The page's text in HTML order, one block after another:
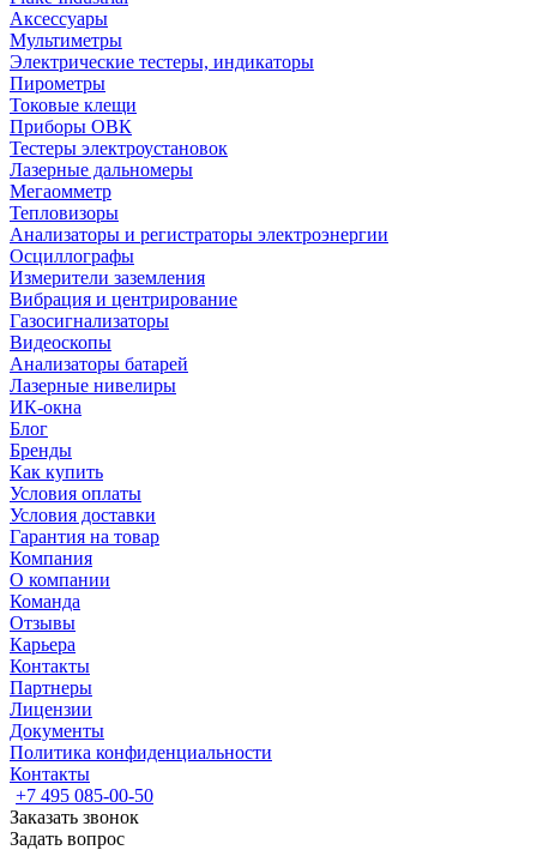
Аксессуары
Мультиметры
Электрические тестеры, индикаторы
Пирометры
Токовые клещи
Приборы ОВК
Тестеры электроустановок
Лазерные дальномеры
Мегаомметр
Тепловизоры
Анализаторы и регистраторы электроэнергии
Осциллографы
Измерители заземления
Вибрация и центрирование
Газосигнализаторы
Видеоскопы
Анализаторы батарей
Лазерные нивелиры
ИК-окна
Блог
Бренды
Как купить
Условия оплаты
Условия доставки
Гарантия на товар
Компания
О компании
Команда
Отзывы
Карьера
Контакты
Партнеры
Лицензии
Документы
Политика конфиденциальности
Контакты
+7 495 085-00-50
Заказать звонок
Задать вопрос